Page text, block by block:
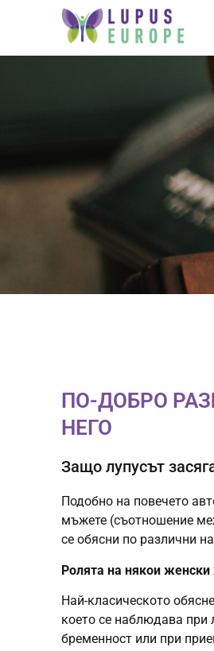
ПО-ДОБРО
НЕГО
Защо лупусът
Подобно на повечето
мъжете (съотношение
се обясни по различни
Ролята на някои женски
Най-класическото
което се наблюдава при
бременност или при